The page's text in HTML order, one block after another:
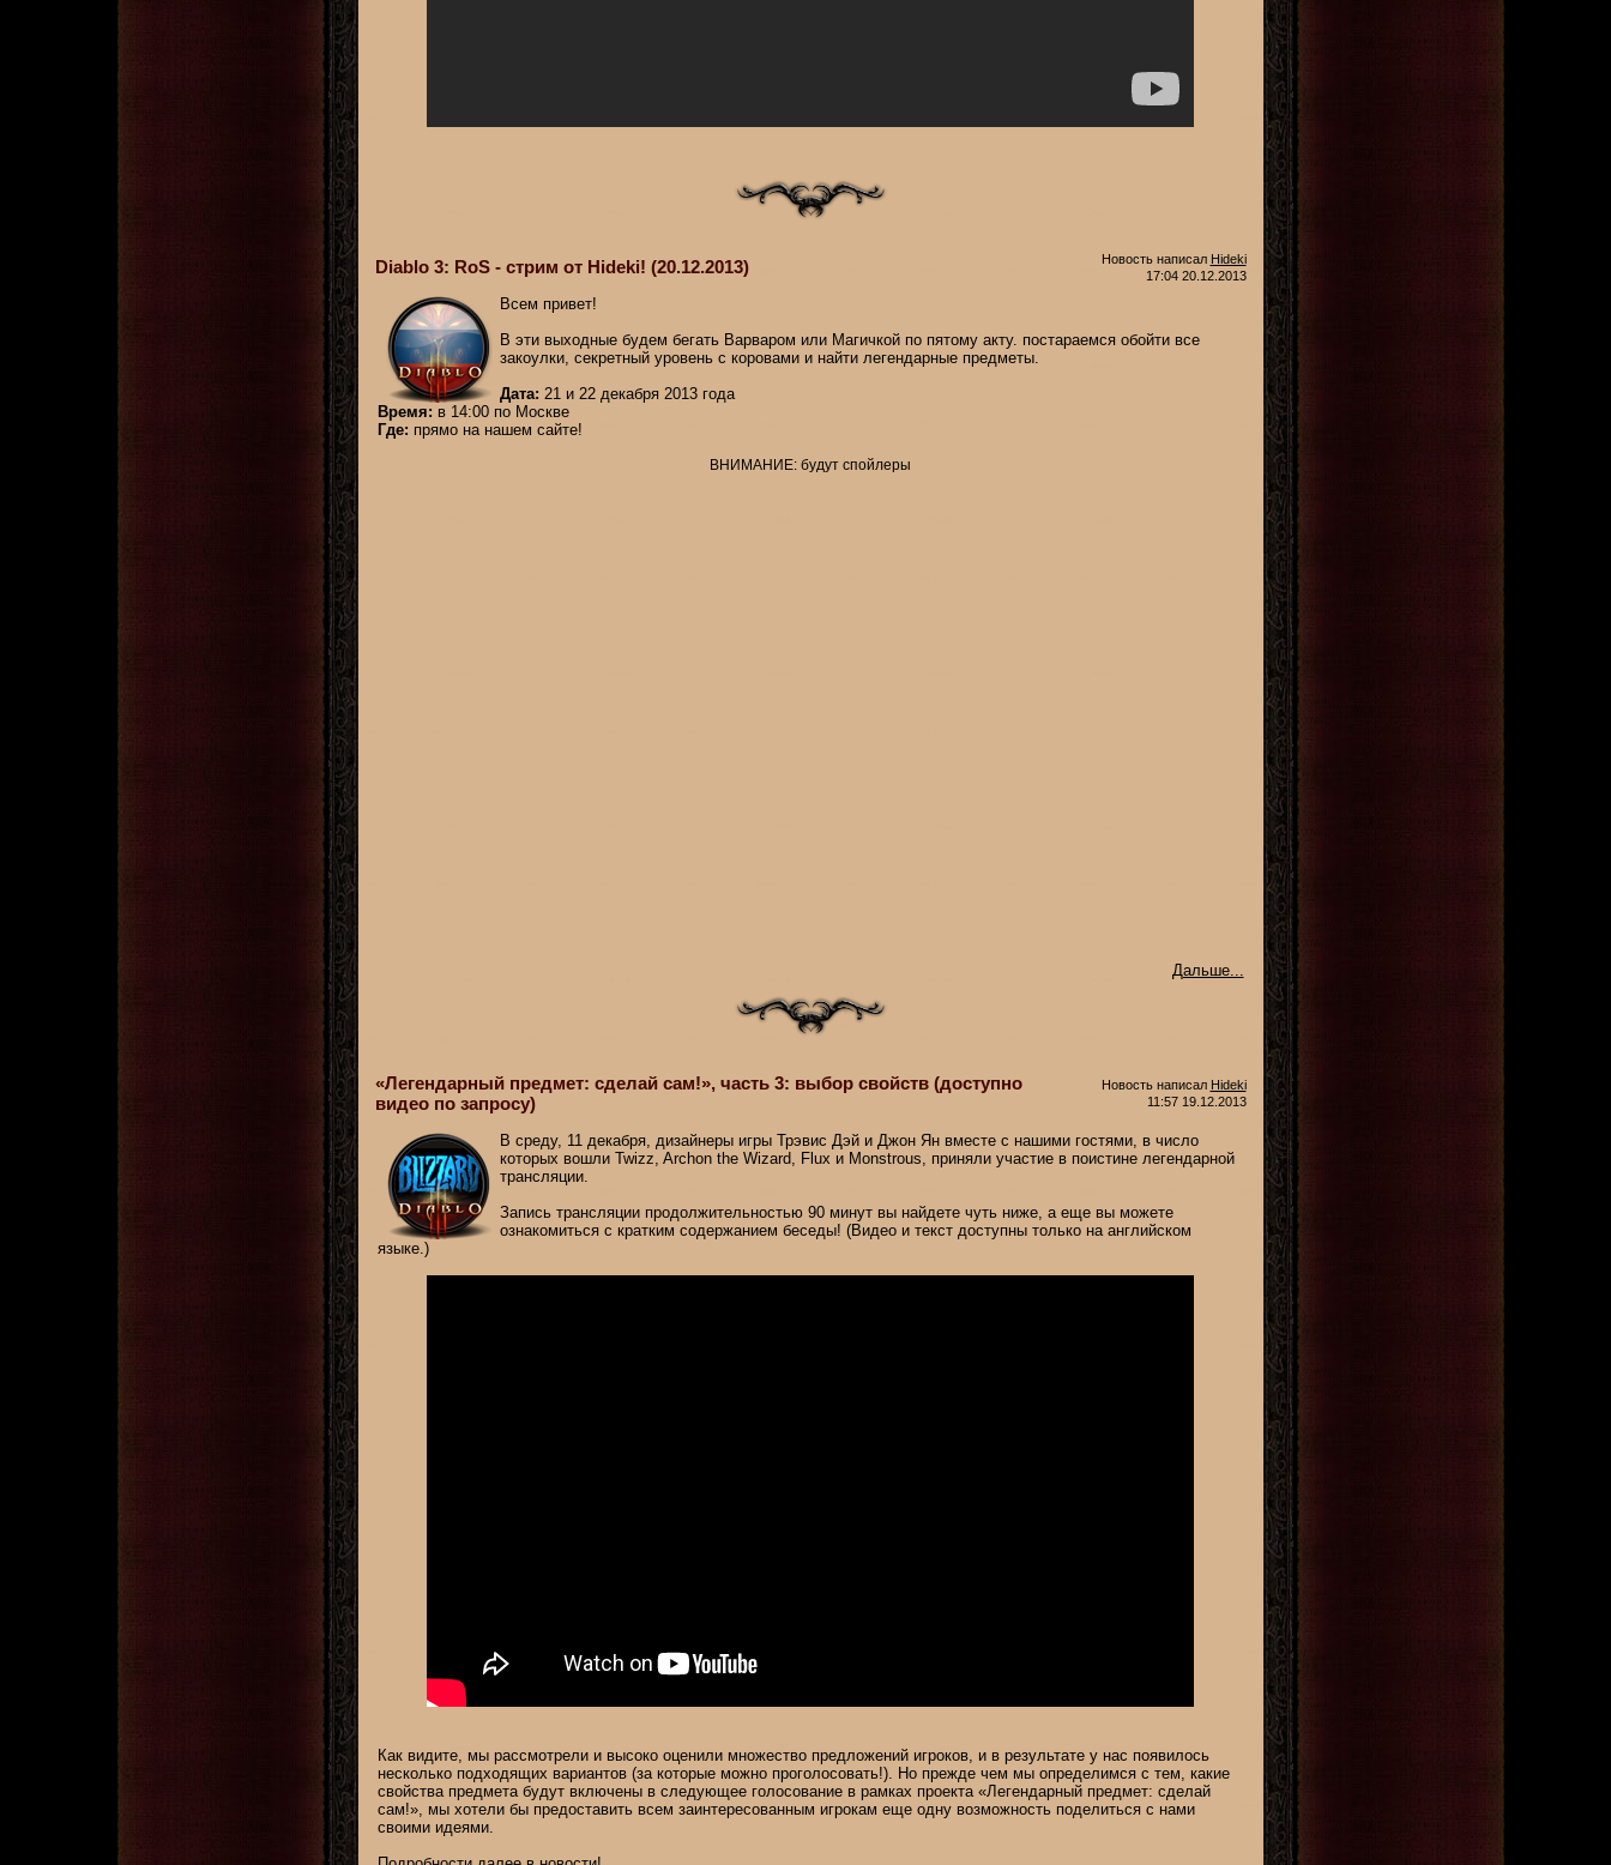
Diablo 3: RoS - стрим от Hideki! (20.12.2013) Новость написал Hideki
17:04 20.12.2013
Всем привет!
В эти выходные будем бегать Варваром или Магичкой по пятому акту. постараемся обойти все
закоулки, секретный уровень с коровами и найти легендарные предметы.
Дата: 21 и 22 декабря 2013 года
Время: в 14:00 по Москве
Где: прямо на нашем сайте!
ВНИМАНИЕ: будут спойлеры
Дальше...
«Легендарный предмет: сделай сам!», часть 3: выбор свойств (доступно
видео по запросу)
Новость написал Hideki
11:57 19.12.2013
В среду, 11 декабря, дизайнеры игры Трэвис Дэй и Джон Ян вместе с нашими гостями, в число
которых вошли Twizz, Archon the Wizard, Flux и Monstrous, приняли участие в поистине легендарной
трансляции.
Запись трансляции продолжительностью 90 минут вы найдете чуть ниже, а еще вы можете
ознакомиться с кратким содержанием беседы! (Видео и текст доступны только на английском
языке.)
Как видите, мы рассмотрели и высоко оценили множество предложений игроков, и в результате у нас появилось
несколько подходящих вариантов (за которые можно проголосовать!). Но прежде чем мы определимся с тем, какие
свойства предмета будут включены в следующее голосование в рамках проекта «Легендарный предмет: сделай
сам!», мы хотели бы предоставить всем заинтересованным игрокам еще одну возможность поделиться с нами
своими идеями.